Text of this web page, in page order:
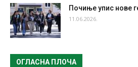
Почиње упис нове
11.06.2026.
ОГЛАСНА ПЛОЧА